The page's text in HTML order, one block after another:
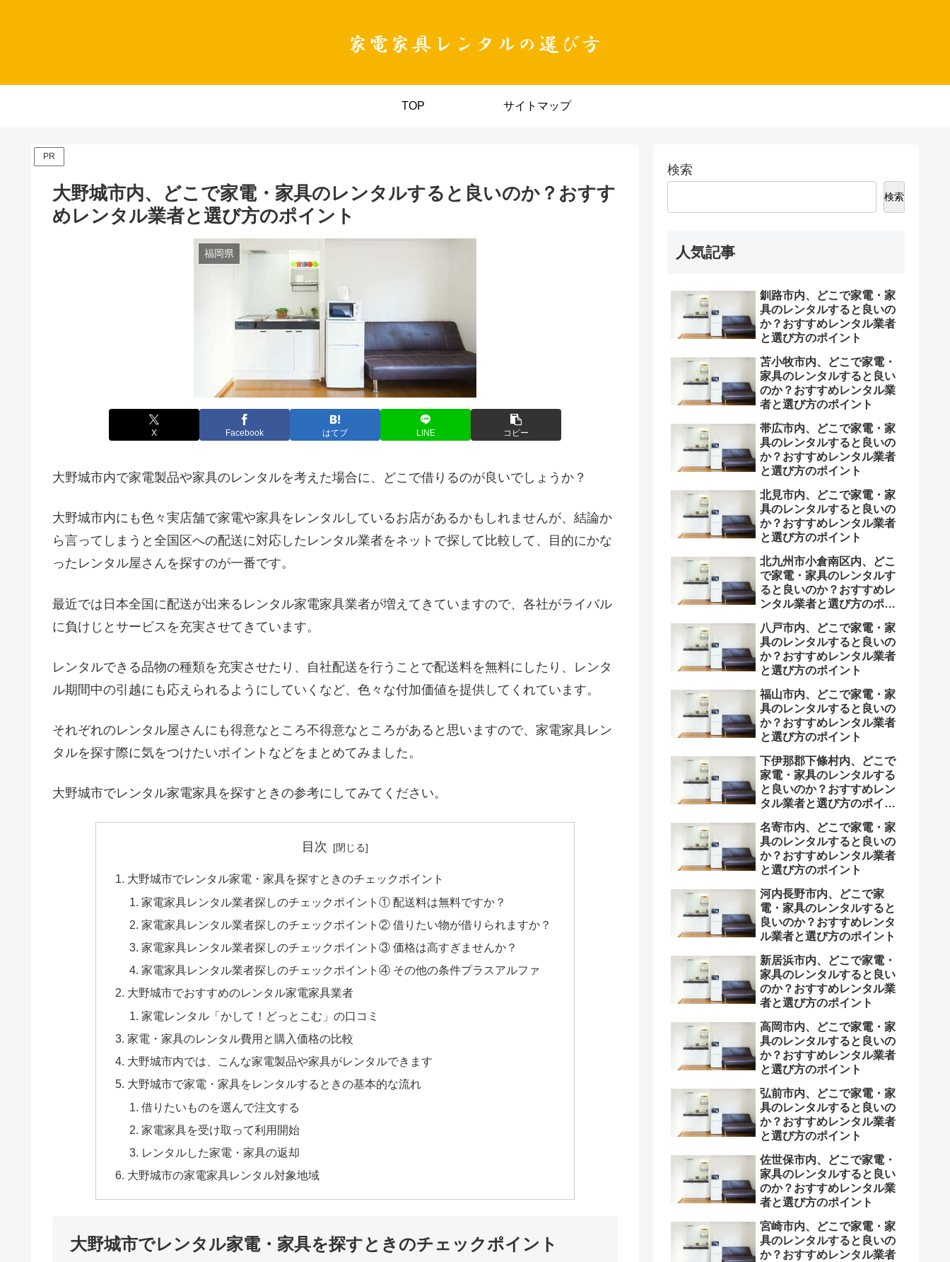
TOP サイトマップ
PR
大野城市内、どこで家電・家具のレンタルすると良いのか？おすす
めレンタル業者と選び方のポイント
福岡県
X Facebook はてブ LINE コピー
大野城市内で家電製品や家具のレンタルを考えた場合に、どこで借りるのが良いでしょうか？
大野城市内にも色々実店舗で家電や家具をレンタルしているお店があるかもしれませんが、結論か
ら言ってしまうと全国区への配送に対応したレンタル業者をネットで探して比較して、目的にかな
ったレンタル屋さんを探すのが一番です。
最近では日本全国に配送が出来るレンタル家電家具業者が増えてきていますので、各社がライバル
に負けじとサービスを充実させてきています。
レンタルできる品物の種類を充実させたり、自社配送を行うことで配送料を無料にしたり、レンタ
ル期間中の引越にも応えられるようにしていくなど、色々な付加価値を提供してくれています。
それぞれのレンタル屋さんにも得意なところ不得意なところがあると思いますので、家電家具レン
タルを探す際に気をつけたいポイントなどをまとめてみました。
大野城市でレンタル家電家具を探すときの参考にしてみてください。
目次
大野城市でレンタル家電・家具を探すときのチェックポイント
家電家具レンタル業者探しのチェックポイント① 配送料は無料ですか？
家電家具レンタル業者探しのチェックポイント② 借りたい物が借りられますか？
家電家具レンタル業者探しのチェックポイント③ 価格は高すぎませんか？
家電家具レンタル業者探しのチェックポイント④ その他の条件プラスアルファ
大野城市でおすすめのレンタル家電家具業者
家電レンタル「かして！どっとこむ」の口コミ
家電・家具のレンタル費用と購入価格の比較
大野城市内では、こんな家電製品や家具がレンタルできます
大野城市で家電・家具をレンタルするときの基本的な流れ
借りたいものを選んで注文する
家電家具を受け取って利用開始
レンタルした家電・家具の返却
大野城市の家電家具レンタル対象地域
大野城市でレンタル家電・家具を探すときのチェックポイント
検索
検索
人気記事
釧路市内、どこで家電・家
具のレンタルすると良いの
か？おすすめレンタル業者
と選び方のポイント
苫小牧市内、どこで家電・
家具のレンタルすると良い
のか？おすすめレンタル業
者と選び方のポイント
帯広市内、どこで家電・家
具のレンタルすると良いの
か？おすすめレンタル業者
と選び方のポイント
北見市内、どこで家電・家
具のレンタルすると良いの
か？おすすめレンタル業者
と選び方のポイント
北九州市小倉南区内、どこ
で家電・家具のレンタルす
ると良いのか？おすすめレ
ンタル業者と選び方のポイ
八戸市内、どこで家電・家
具のレンタルすると良いの
か？おすすめレンタル業者
と選び方のポイント
福山市内、どこで家電・家
具のレンタルすると良いの
か？おすすめレンタル業者
と選び方のポイント
下伊那郡下條村内、どこで
家電・家具のレンタルする
と良いのか？おすすめレン
タル業者と選び方のポイン
名寄市内、どこで家電・家
具のレンタルすると良いの
か？おすすめレンタル業者
と選び方のポイント
河内長野市内、どこで家
電・家具のレンタルすると
良いのか？おすすめレンタ
ル業者と選び方のポイント
新居浜市内、どこで家電・
家具のレンタルすると良い
のか？おすすめレンタル業
者と選び方のポイント
高岡市内、どこで家電・家
具のレンタルすると良いの
か？おすすめレンタル業者
と選び方のポイント
弘前市内、どこで家電・家
具のレンタルすると良いの
か？おすすめレンタル業者
と選び方のポイント
佐世保市内、どこで家電・
家具のレンタルすると良い
のか？おすすめレンタル業
者と選び方のポイント
宮崎市内、どこで家電・家
具のレンタルすると良いの
か？おすすめレンタル業者